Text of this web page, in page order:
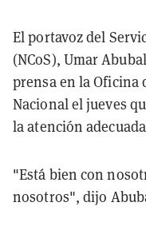
El portavoz del
(NCoS), Umar
prensa en la Oficina
Nacional el jueves
la atención
"Está bien con
nosotros", dijo